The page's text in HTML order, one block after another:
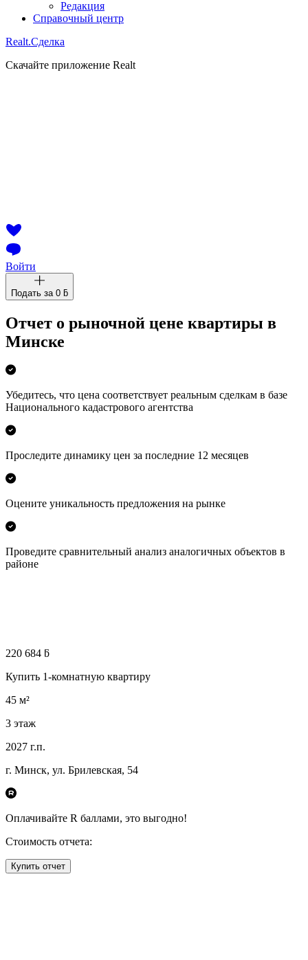
Редакция
Справочный центр
Realt.Сделка
Скачайте приложение Realt
Войти
Подать за 0 ƃ
Отчет о рыночной цене квартиры в
Минске
Убедитесь, что цена соответствует реальным сделкам в базе
Национального кадастрового агентства
Проследите динамику цен за последние 12 месяцев
Оцените уникальность предложения на рынке
Проведите сравнительный анализ аналогичных объектов в
районе
220 684 ƃ
Купить 1-комнатную квартиру
45 м²
3 этаж
2027 г.п.
г. Минск, ул. Брилевская, 54
Оплачивайте R баллами, это выгодно!
Стоимость отчета:
Купить отчет